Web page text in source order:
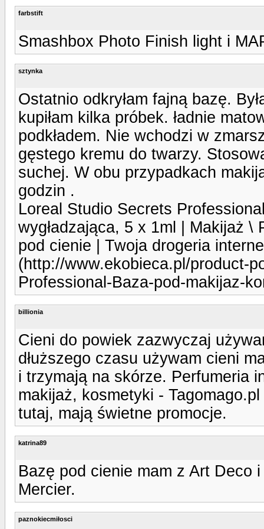
farbstift
Smashbox Photo Finish light i
sztynka
Ostatnio odkryłam fajną bazę.
kupiłam kilka próbek. ładnie
podkładem. Nie wchodzi w
gęstego kremu do twarzy.
suchej. W obu przypadkach
godzin .
Loreal Studio Secrets
wygładzająca, 5 x 1ml | Makijaż \
pod cienie | Twoja drogeria
(http://www.ekobieca.pl/product-
Professional-Baza-pod-makijaz-
billionia
Cieni do powiek zazwyczaj
dłuższego czasu używam cieni
i trzymają na skórze. Perfumeria
makijaż, kosmetyki -
tutaj, mają świetne promocje.
katrina89
Bazę pod cienie mam z Art Deco
Mercier.
paznokiecmiłosci